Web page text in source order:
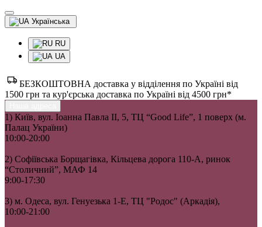
Українська
RU
UA
БЕЗКОШТОВНА доставка у відділення по Україні від
1500 грн та кур'єрська доставка по Україні від 4500 грн*
1) Київ, вул. Іоанна Павла II, 5, ТЦ “Good Life”, 1 поверх (м.
Палац України)
10:00-20:00
2) Софіївська Борщагівка, Кільцева дорога 110-А, ринок
“Столичний”, МАФ 14
9:00-17:30
3) м. Одеса, вул. Генуезька 1-Е, ТЦ "Родос" (Аркадія),
10:00-21:00